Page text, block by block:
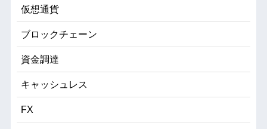
仮想通貨
ブロックチェーン
資金調達
キャッシュレス
FX